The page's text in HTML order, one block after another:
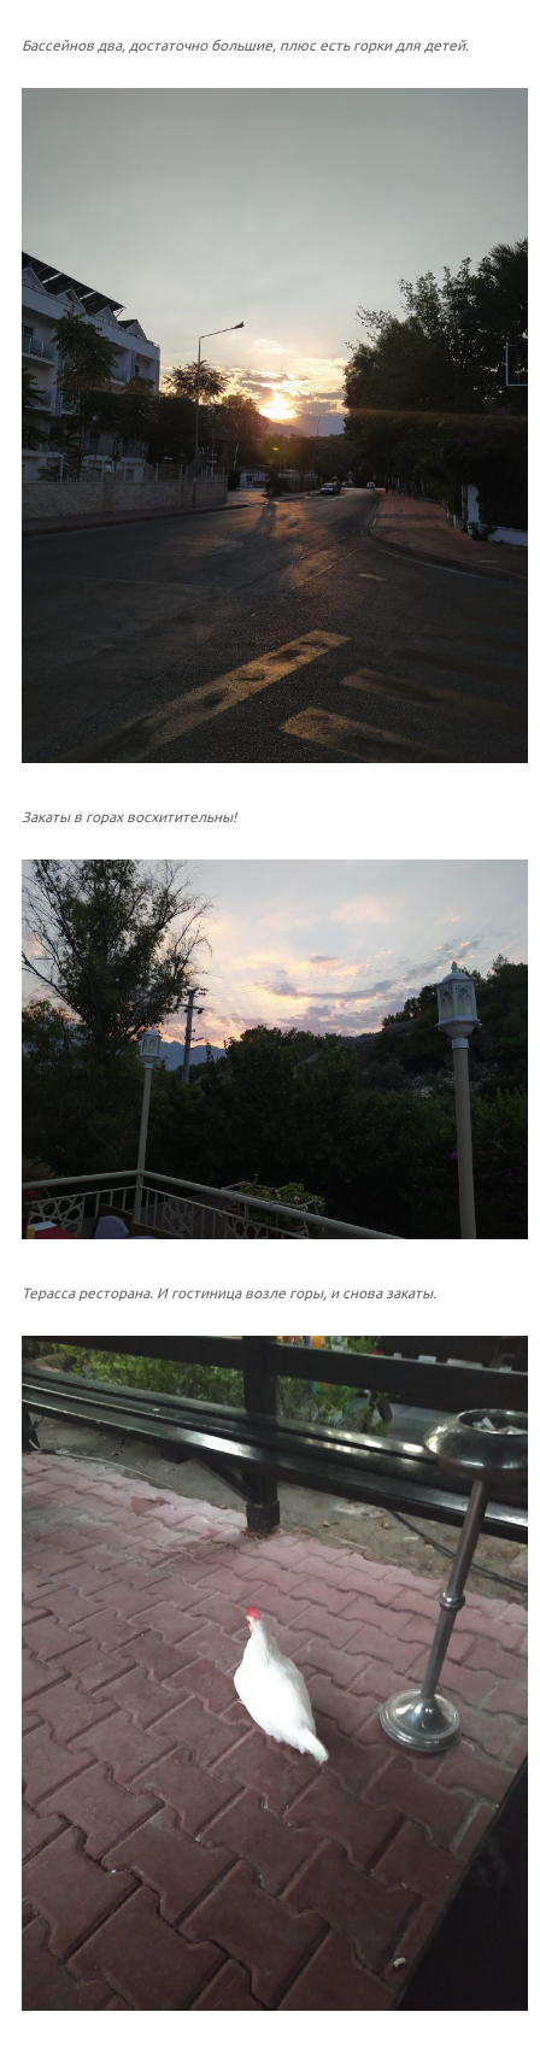
Бассейнов два, достаточно большие, плюс есть горки для детей.
Закаты в горах восхитительны!
Терасса ресторана. И гостиница возле горы, и снова закаты.